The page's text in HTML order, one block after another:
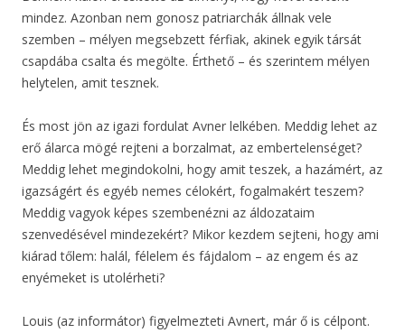
mindez. Azonban nem gonosz patriarchák állnak vele
szemben – mélyen megsebzett férfiak, akinek egyik társát
csapdába csalta és megölte. Érthető – és szerintem mélyen
helytelen, amit tesznek.
És most jön az igazi fordulat Avner lelkében. Meddig lehet az
erő álarca mögé rejteni a borzalmat, az embertelenséget?
Meddig lehet megindokolni, hogy amit teszek, a hazámért, az
igazságért és egyéb nemes célokért, fogalmakért teszem?
Meddig vagyok képes szembenézni az áldozataim
szenvedésével mindezekért? Mikor kezdem sejteni, hogy ami
kiárad tőlem: halál, félelem és fájdalom – az engem és az
enyémeket is utolérheti?
Louis (az informátor) figyelmezteti Avnert, már ő is célpont.